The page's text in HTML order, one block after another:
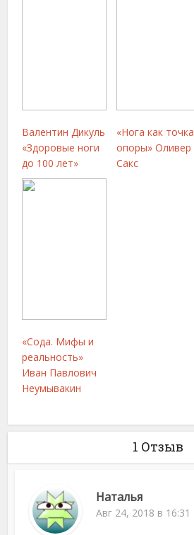
Валентин Дикуль
«Здоровые ноги
до 100 лет»
«Нога как точка
опоры» Оливер
Сакс
«Сода. Мифы и
реальность»
Иван Павлович
Неумывакин
1 Отзыв
Наталья
Авг 24, 2018 в 16:31